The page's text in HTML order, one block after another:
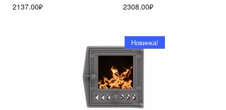
2137.00₽
2308.00₽
Новинка!